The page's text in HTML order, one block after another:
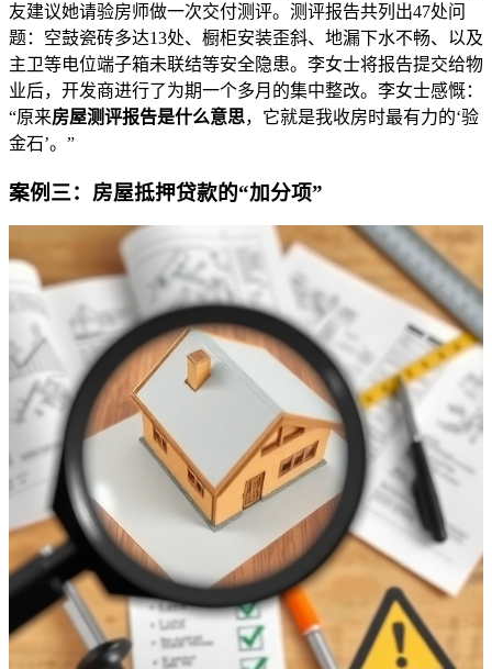
友建议她请验房师做一次交付测评。测评报告共列出47处问
题：空鼓瓷砖多达13处、橱柜安装歪斜、地漏下水不畅、以及
主卫等电位端子箱未联结等安全隐患。李女士将报告提交给物
业后，开发商进行了为期一个多月的集中整改。李女士感慨：
“原来房屋测评报告是什么意思，它就是我收房时最有力的‘验
金石’。”
案例三：房屋抵押贷款的“加分项”